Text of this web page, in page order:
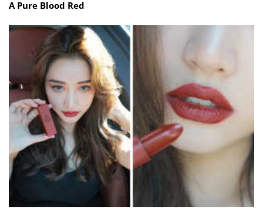
A Pure Blood Red